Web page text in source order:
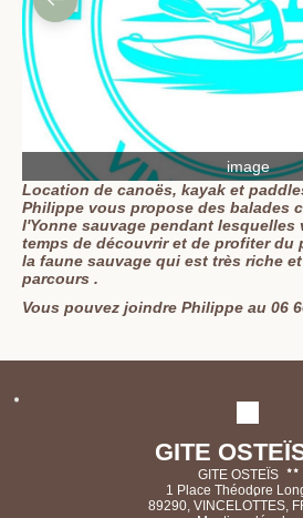
image
Location de canoës, kayak et
Philippe vous propose des balades
l'Yonne sauvage pendant lesquelles
temps de découvrir et de profiter du
la faune sauvage qui est très riche
parcours .
Vous pouvez joindre Philippe au 06
GITE
GITE OSTEÏS
1 Place Théodore
89290, VINCELOTTES,